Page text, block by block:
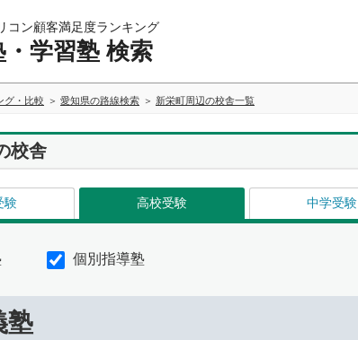
コン顧客満足度ランキング
・学習塾 検索
グ・比較 愛知県の路線検索 新栄町周辺の校舎一覧
校舎
験 高校受験 中学受験
個別指導塾
塾